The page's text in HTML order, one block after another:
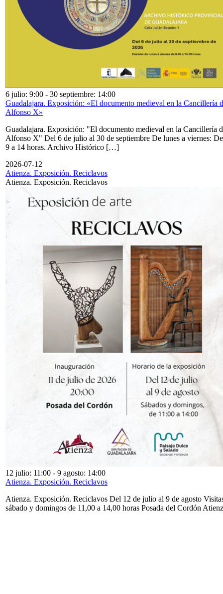
6 julio: 9:00 - 30 septiembre: 14:00
Guadalajara. Exposición: «El documento medieval en la Cancillería
Alfonso X»
Guadalajara. Exposición: "El documento medieval en la Cancillería
Alfonso X" Del 6 de julio al 30 de septiembre De lunes a viernes: De
9 a 14 horas. Archivo Histórico […]
2026-07-12
Atienza. Exposición. Reciclavos
Atienza. Exposición. Reciclavos
12 julio: 11:00 - 9 agosto: 14:00
Atienza. Exposición. Reciclavos
Atienza. Exposición. Reciclavos Del 12 de julio al 9 de agosto
sábado y domingos de 11,00 a 14,00 horas Posada del Cordón